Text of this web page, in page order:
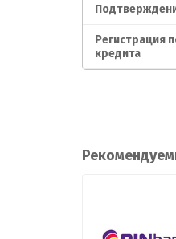
Регистрация
кредита